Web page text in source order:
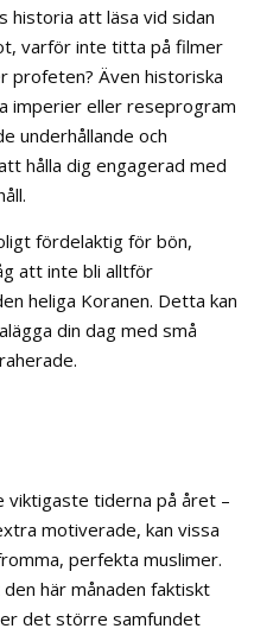
historia att läsa vid sidan
varför inte titta på filmer
profeten? Även historiska
imperier eller reseprogram
underhållande och
hålla dig engagerad med
fördelaktig för bön,
att inte bli alltför
heliga Koranen. Detta kan
din dag med små
viktigaste tiderna på året –
motiverade, kan vissa
perfekta muslimer.
här månaden faktiskt
det större samfundet